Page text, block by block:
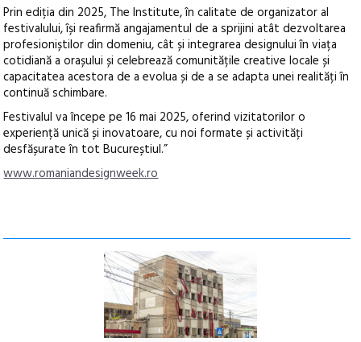
Prin ediția din 2025, The Institute, în calitate de organizator al
festivalului, își reafirmă angajamentul de a sprijini atât dezvoltarea
profesioniștilor din domeniu, cât și integrarea designului în viața
cotidiană a orașului și celebrează comunitățile creative locale și
capacitatea acestora de a evolua și de a se adapta unei realități în
continuă schimbare.
Festivalul va începe pe 16 mai 2025, oferind vizitatorilor o
experiență unică și inovatoare, cu noi formate și activități
desfășurate în tot Bucureștiul.”
www.romaniandesignweek.ro